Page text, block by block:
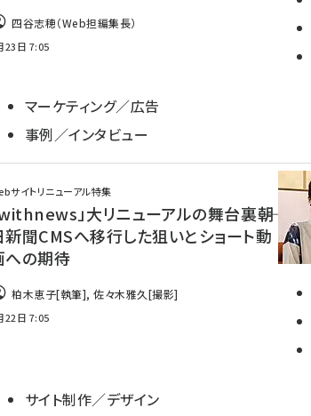
四谷志穂（Web担編集長）
23日 7:05
マーケティング／広告
事例／インタビュー
サイトリニューアル特集
withnews」大リニューアルの舞台裏――朝
新聞CMSへ移行した狙いとショート動
への期待
柏木恵子[執筆],佐々木雅久[撮影]
22日 7:05
サイト制作／デザイン